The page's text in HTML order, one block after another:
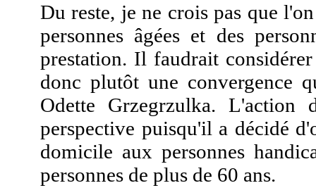
Du reste, je ne crois pas que
personnes âgées et des
prestation. Il faudrait
donc plutôt une convergence
Odette Grzegrzulka. L'action
perspective puisqu'il a décidé
domicile aux personnes
personnes de plus de 60 ans.